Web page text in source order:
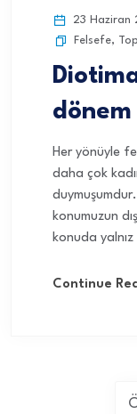
23 Haziran
Felsefe,
dönem
Her yönüyle
daha çok
konumuzun
konuda
Continue